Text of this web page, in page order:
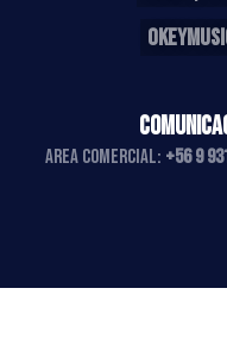
AREA COMERCIAL: +56 9